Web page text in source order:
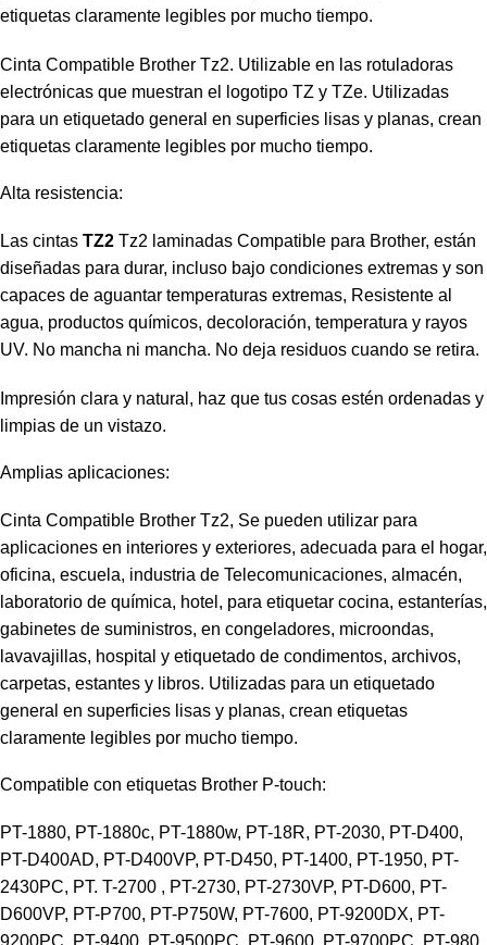
etiquetas claramente legibles por mucho tiempo.
Cinta Compatible Brother Tz2. Utilizable en las rotuladoras
electrónicas que muestran el logotipo TZ y TZe. Utilizadas
para un etiquetado general en superficies lisas y planas, crean
etiquetas claramente legibles por mucho tiempo.
Alta resistencia:
Las cintas TZ2 Tz2 laminadas Compatible para Brother, están
diseñadas para durar, incluso bajo condiciones extremas y son
capaces de aguantar temperaturas extremas, Resistente al
agua, productos químicos, decoloración, temperatura y rayos
UV. No mancha ni mancha. No deja residuos cuando se retira.
Impresión clara y natural, haz que tus cosas estén ordenadas y
limpias de un vistazo.
Amplias aplicaciones:
Cinta Compatible Brother Tz2, Se pueden utilizar para
aplicaciones en interiores y exteriores, adecuada para el hogar,
oficina, escuela, industria de Telecomunicaciones, almacén,
laboratorio de química, hotel, para etiquetar cocina, estanterías,
gabinetes de suministros, en congeladores, microondas,
lavavajillas, hospital y etiquetado de condimentos, archivos,
carpetas, estantes y libros. Utilizadas para un etiquetado
general en superficies lisas y planas, crean etiquetas
claramente legibles por mucho tiempo.
Compatible con etiquetas Brother P-touch:
PT-1880, PT-1880c, PT-1880w, PT-18R, PT-2030, PT-D400,
PT-D400AD, PT-D400VP, PT-D450, PT-1400, PT-1950, PT-
2430PC, PT. T-2700 , PT-2730, PT-2730VP, PT-D600, PT-
D600VP, PT-P700, PT-P750W, PT-7600, PT-9200DX, PT-
9200PC, PT-9400, PT-9500PC, PT-9600, PT-9700PC, PT-980